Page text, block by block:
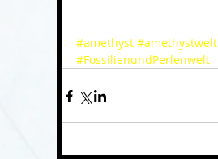
#amethyst #amethystwelt
#FossilienundPerlenwelt